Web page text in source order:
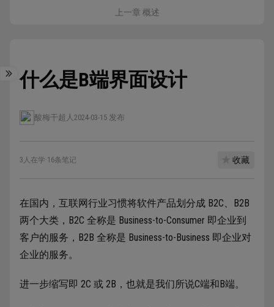
上一章 概述
什么是B端界面设计
酸梅干超人 2024-03-15 发布
3人在学·16条笔记 收藏
在国内，互联网行业习惯将软件产品划分成 B2C、B2B
两个大类，B2C 全称是 Business-to-Consumer 即企业到
客户的服务，B2B 全称是 Business-to-Business 即企业对
企业的服务。
进一步缩写即 2C 或 2B，也就是我们所说C端和B端。